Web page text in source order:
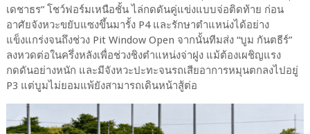
เดชาธร” โชว์ฟอร์มเหนือชั้น ไล่กดดันคู่แข่งแบบจ่อติดท้าย ก่อน
อาศัยจังหวะขยับแซงขึ้นมารั้ง P4 และรักษาตำแหน่งได้อย่าง
แข็งแกร่งจนถึงช่วง Pit Window Open จากนั้นทีมส่ง “บูม กันตธีร์”
ลงหวดต่อในครึ่งหลังเพื่อช่วงชิงตำแหน่งจ่าฝูง แม้ต้องเผชิญแรง
กดดันอย่างหนัก และมีจังหวะปะทะจนรถเสียอาการหมุนตกลงไปอยู่
P3 แต่บูมไม่ยอมแพ้ยังสามารถเดินหน้าสู้ต่อ